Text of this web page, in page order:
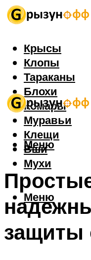
Крысы
Клопы
Тараканы
Блохи
Комары
Муравьи
Клещи
Вши
Мухи
Меню
Меню
защиты